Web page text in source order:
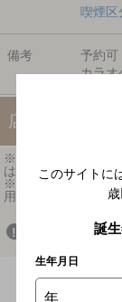
喫煙区
備考
予約
カラオ
店のオリジナル
※ 掲載されている情
はお店にお問い合わ
※ 掲載されている
用ください。
もしお店がな
このサイトに
誕
生年月日
年